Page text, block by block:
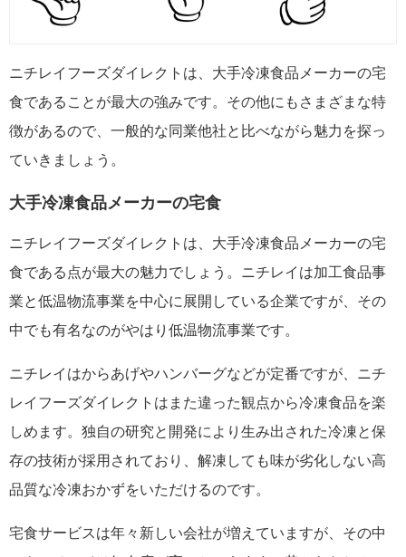
ニチレイフーズダイレクトは、大手冷凍食品メーカーの宅
食であることが最大の強みです。その他にもさまざまな特
徴があるので、一般的な同業他社と比べながら魅力を探っ
ていきましょう。
大手冷凍食品メーカーの宅食
ニチレイフーズダイレクトは、大手冷凍食品メーカーの宅
食である点が最大の魅力でしょう。ニチレイは加工食品事
業と低温物流事業を中心に展開している企業ですが、その
中でも有名なのがやはり低温物流事業です。
ニチレイはからあげやハンバーグなどが定番ですが、ニチ
レイフーズダイレクトはまた違った観点から冷凍食品を楽
しめます。独自の研究と開発により生み出された冷凍と保
存の技術が採用されており、解凍しても味が劣化しない高
品質な冷凍おかずをいただけるのです。
宅食サービスは年々新しい会社が増えていますが、その中